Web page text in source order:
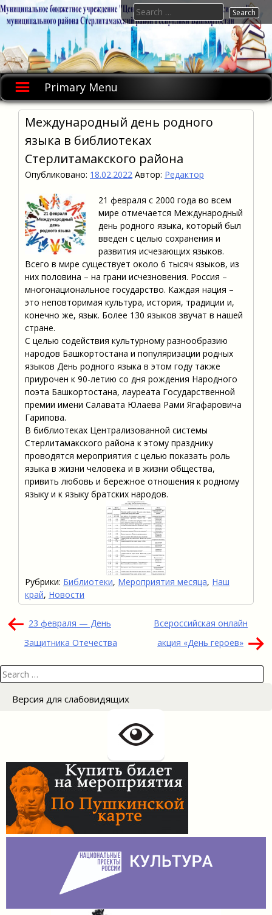
Skip
to
Primary Menu
Search
for:
Международный день родного
языка в библиотеках
Стерлитамакского района
Опубликовано: 18.02.2022 Автор: Редактор
21 февраля с 2000 года во всем
мире отмечается Международный
день родного языка, который был
введен с целью сохранения и
развития исчезающих языков.
Всего в мире существует около 6 тысяч языков, из
них половина – на грани исчезновения. Россия –
многонациональное государство. Каждая нация –
это неповторимая культура, история, традиции и,
конечно же, язык. Более 130 языков звучат в нашей
стране.
С целью содействия культурному разнообразию
народов Башкортостана и популяризации родных
языков День родного языка в этом году также
приурочен к 90-летию со дня рождения Народного
поэта Башкортостана, лауреата Государственной
премии имени Салавата Юлаева Рами Ягафаровича
Гарипова.
В библиотеках Централизованной системы
Стерлитамакского района к этому празднику
проводятся мероприятия с целью показать роль
языка в жизни человека и в жизни общества,
привить любовь и бережное отношения к родному
языку и к языку братских народов.
Рубрики: Библиотеки, Мероприятия месяца, Наш
край, Новости
Навигация
по
23 февраля — День
Защитника Отечества
Всероссийская онлайн
акция «День героев»
Search
for:
Версия для слабовидящих